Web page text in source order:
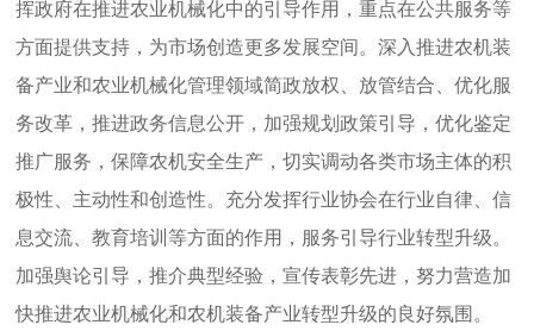
挥政府在推进农业机械化中的引导作用，重点在公共服务等
方面提供支持，为市场创造更多发展空间。深入推进农机装
备产业和农业机械化管理领域简政放权、放管结合、优化服
务改革，推进政务信息公开，加强规划政策引导，优化鉴定
推广服务，保障农机安全生产，切实调动各类市场主体的积
极性、主动性和创造性。充分发挥行业协会在行业自律、信
息交流、教育培训等方面的作用，服务引导行业转型升级。
加强舆论引导，推介典型经验，宣传表彰先进，努力营造加
快推进农业机械化和农机装备产业转型升级的良好氛围。